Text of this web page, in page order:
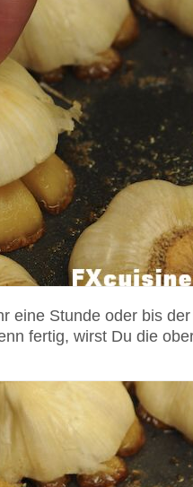
eine Stunde oder bis
fertig, wirst Du die